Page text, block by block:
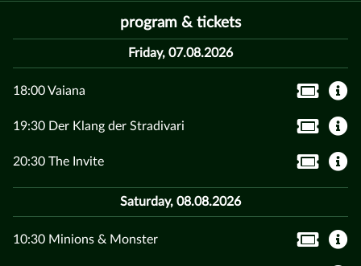
program & tickets
Friday, 07.08.2026
18:00 Vaiana
19:30 Der Klang der Stradivari
20:30 The Invite
Saturday, 08.08.2026
10:30 Minions & Monster